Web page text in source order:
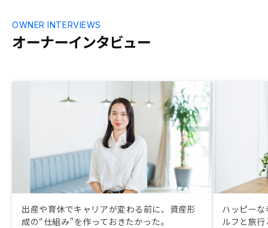
オーナーインタビュー
OWNER INTERVIEWS
出産や育休でキャリアが変わる前に、資産形
成の“仕組み”を作っておきたかった。
ハッピー
ルフと旅